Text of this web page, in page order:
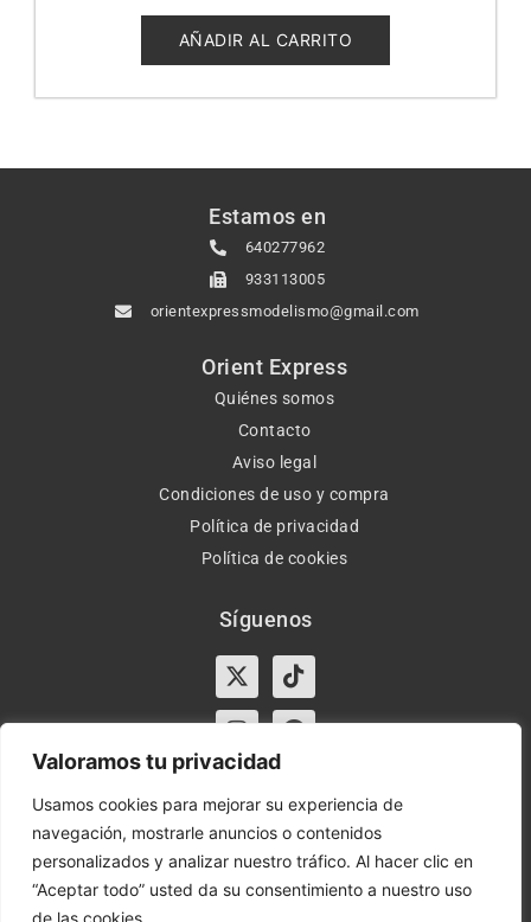
Valoramos tu privacidad
Usamos cookies para mejorar su experiencia de
navegación, mostrarle anuncios o contenidos
personalizados y analizar nuestro tráfico. Al hacer clic en
“Aceptar todo” usted da su consentimiento a nuestro uso
de las cookies.
de
5
AÑADIR AL CARRITO
Estamos en
640277962
933113005
orientexpressmodelismo@gmail.com
Orient Express
Quiénes somos
Contacto
Aviso legal
Condiciones de uso y compra
Política de privacidad
Política de cookies
Síguenos
X-
twitter
Tiktok
InstagramFacebook
Horario:
Lun-Vie de 10:00-13:30 y 17:00-20:00 – Sáb de
10:00-13:30